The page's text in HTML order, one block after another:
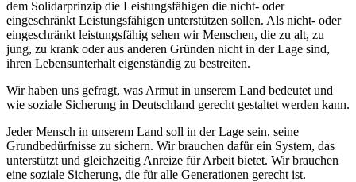
dem Solidarprinzip die Leistungsfähigen die nicht- oder
eingeschränkt Leistungsfähigen unterstützen sollen. Als nicht- oder
eingeschränkt leistungsfähig sehen wir Menschen, die zu alt, zu
jung, zu krank oder aus anderen Gründen nicht in der Lage sind,
ihren Lebensunterhalt eigenständig zu bestreiten.
Wir haben uns gefragt, was Armut in unserem Land bedeutet und
wie soziale Sicherung in Deutschland gerecht gestaltet werden kann.
Jeder Mensch in unserem Land soll in der Lage sein, seine
Grundbedürfnisse zu sichern. Wir brauchen dafür ein System, das
unterstützt und gleichzeitig Anreize für Arbeit bietet. Wir brauchen
eine soziale Sicherung, die für alle Generationen gerecht ist.